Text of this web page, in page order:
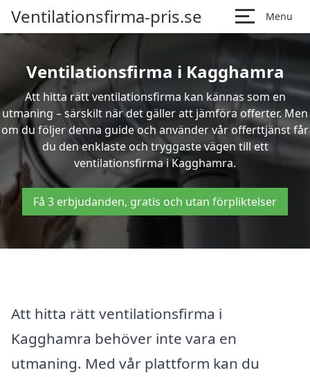
Ventilationsfirma-pris.se Menu
Ventilationsfirma i Kagghamra
Att hitta rätt ventilationsfirma kan kännas som en
utmaning – särskilt när det gäller att jämföra offerter. Men
om du följer denna guide och använder vår offerttjänst får
du den enklaste och tryggaste vägen till ett
ventilationsfirma i Kagghamra.
Få 3 erbjudanden, gratis och utan förpliktelser
Att hitta rätt ventilationsfirma i
Kagghamra behöver inte vara en
utmaning. Med vår plattform kan du